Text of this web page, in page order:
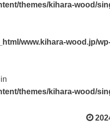
themes/kihara-wood/
www.kihara-wood.jp/
themes/kihara-wood/